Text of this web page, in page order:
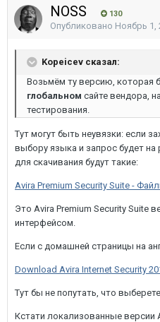
NOSS 130
Опубликовано Ноябрь 1,
Kopeicev сказал:
Возьмём ту версию, которая
глобальном сайте вендора,
тестирования.
Тут могут быть неувязки: если
выбору языка и запрос будет на
для скачивания будут такие:
Avira Premium Security Suite -
Это Avira Premium Security Suite
интерфейсом.
Если с домашней страницы на
Download Avira Internet Security
Тут бы не попутать, что
Кстати локализованные версии